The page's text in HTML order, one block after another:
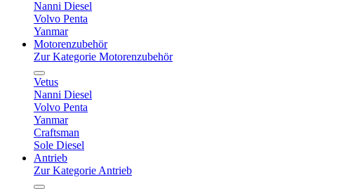
Nanni Diesel
Volvo Penta
Yanmar
Motorenzubehör
Zur Kategorie Motorenzubehör
Vetus
Nanni Diesel
Volvo Penta
Yanmar
Craftsman
Sole Diesel
Antrieb
Zur Kategorie Antrieb